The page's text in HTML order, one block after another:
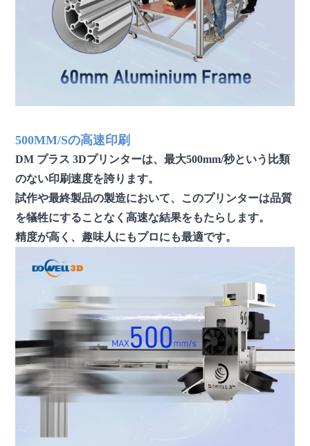
500MM/Sの高速印刷
DM プラス 3Dプリンターは、最大500mm/秒という比類
のない印刷速度を誇ります。
試作や最終製品の製造において、このプリンターは品質
を犠牲にすることなく高速な結果をもたらします。
精度が高く、趣味人にもプロにも最適です。